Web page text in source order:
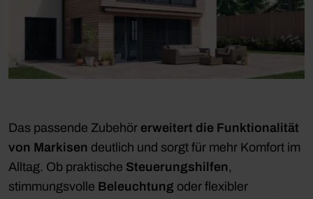
Das passende Zubehör erweitert die Funktionalität
von Markisen deutlich und sorgt für mehr Komfort im
Alltag. Ob praktische Steuerungshilfen,
stimmungsvolle Beleuchtung oder flexibler